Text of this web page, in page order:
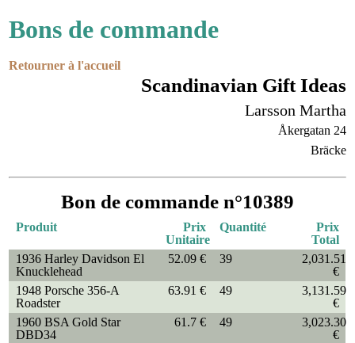
Bons de commande
Retourner à l'accueil
Scandinavian Gift Ideas
Larsson Martha
Åkergatan 24
Bräcke
Bon de commande n°10389
Produit
Prix
Unitaire
Quantité
Prix
Total
1936 Harley Davidson El
Knucklehead
52.09 € 39
2,031.51
€
1948 Porsche 356-A
Roadster
63.91 € 49
3,131.59
€
1960 BSA Gold Star
DBD34
61.7 € 49
3,023.30
€